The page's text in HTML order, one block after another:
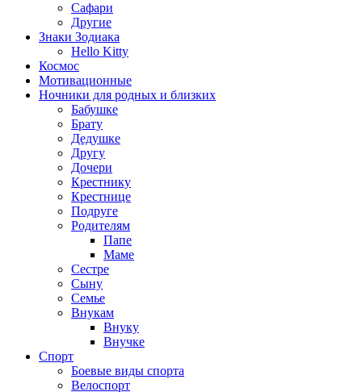
Сафари
Другие
Знаки Зодиака
Hello Kitty
Космос
Мотивационные
Ночники для родных и близких
Бабушке
Брату
Дедушке
Другу
Дочери
Крестнику
Крестнице
Подруге
Родителям
Папе
Маме
Сестре
Сыну
Семье
Внукам
Внуку
Внучке
Спорт
Боевые виды спорта
Велоспорт